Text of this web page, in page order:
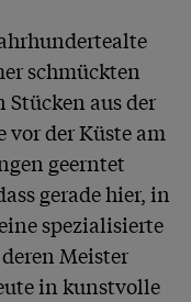
schmückten
aus der
der Küste am
geerntet
gerade hier, in
spezialisierte
Meister
in kunstvolle